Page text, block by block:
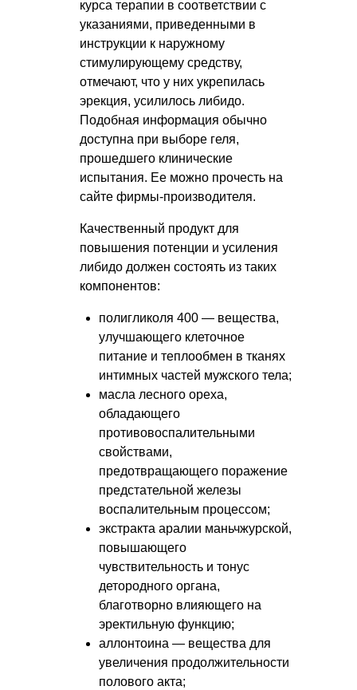
курса терапии в соответствии с
указаниями, приведенными в
инструкции к наружному
стимулирующему средству,
отмечают, что у них укрепилась
эрекция, усилилось либидо.
Подобная информация обычно
доступна при выборе геля,
прошедшего клинические
испытания. Ее можно прочесть на
сайте фирмы-производителя.
Качественный продукт для
повышения потенции и усиления
либидо должен состоять из таких
компонентов:
полигликоля 400 — вещества,
улучшающего клеточное
питание и теплообмен в тканях
интимных частей мужского тела;
масла лесного ореха,
обладающего
противовоспалительными
свойствами,
предотвращающего поражение
предстательной железы
воспалительным процессом;
экстракта аралии маньчжурской,
повышающего
чувствительность и тонус
детородного органа,
благотворно влияющего на
эректильную функцию;
аллонтоина — вещества для
увеличения продолжительности
полового акта;